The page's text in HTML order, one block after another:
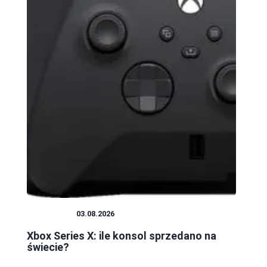
03.08.2026
Xbox Series X: ile konsol sprzedano na
świecie?